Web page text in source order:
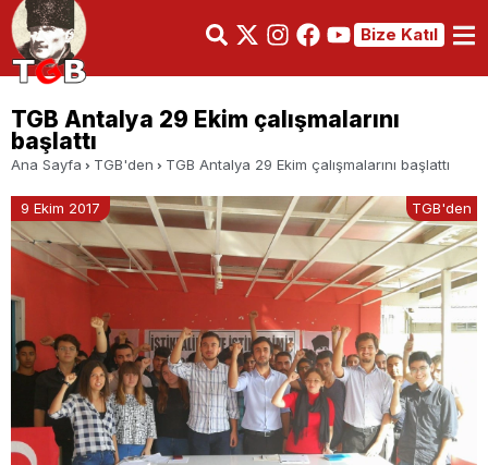
Bize Katıl
TGB Antalya 29 Ekim çalışmalarını
başlattı
Ana Sayfa TGB'den TGB Antalya 29 Ekim çalışmalarını başlattı
9 Ekim 2017 TGB'den